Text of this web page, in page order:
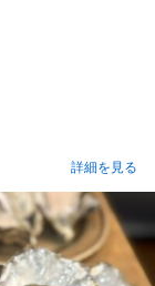
詳細を見る